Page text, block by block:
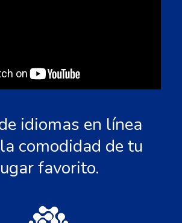
idiomas en línea
comodidad de tu
favorito.